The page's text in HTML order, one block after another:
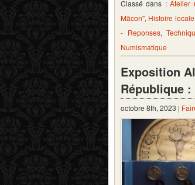
Classé dans :Atelier
Mâcon", Histoire locale
- Reponses,
Numismatique
Exposition
République
octobre 8th, 2023 |